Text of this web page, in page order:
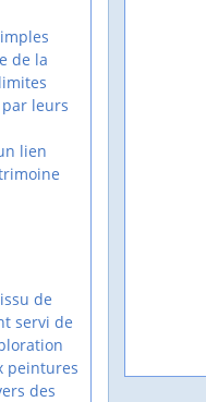
de la
leurs
lien
de
servi de
peintures
des